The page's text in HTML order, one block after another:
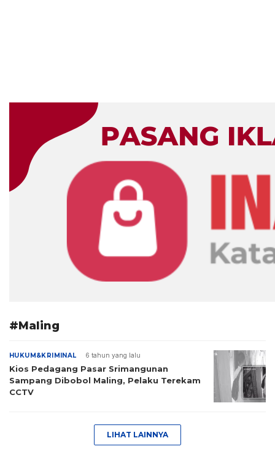
#Maling
HUKUM&KRIMINAL 6 tahun yang lalu
Kios Pedagang Pasar Srimangunan
Sampang Dibobol Maling, Pelaku Terekam
CCTV
LIHAT LAINNYA